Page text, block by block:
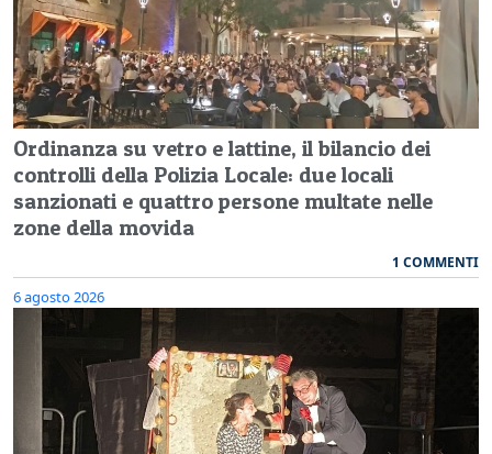
Ordinanza su vetro e lattine, il bilancio dei
controlli della Polizia Locale: due locali
sanzionati e quattro persone multate nelle
zone della movida
1 COMMENTI
6 agosto 2026